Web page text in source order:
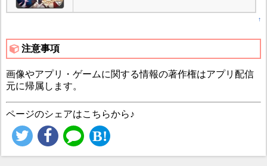
↑
注意事項
画像やアプリ・ゲームに関する情報の著作権はアプリ配信
元に帰属します。
ページのシェアはこちらから♪